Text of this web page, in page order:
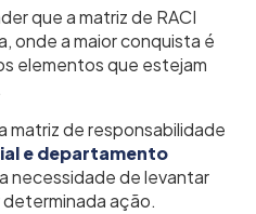
que a matriz de RACI
onde a maior conquista é
elementos que estejam
matriz de responsabilidade
e departamento
necessidade de levantar
ação.